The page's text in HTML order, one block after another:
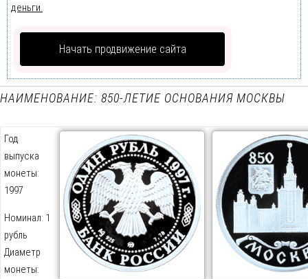
деньги.
Начать продвижение сайта
НАИМЕНОВАНИЕ: 850-ЛЕТИЕ ОСНОВАНИЯ МОСКВЫ
Год
выпуска
монеты:
1997
Номинал: 1
рубль
Диаметр
монеты: